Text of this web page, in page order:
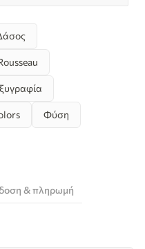
Φύση
& πληρωμή